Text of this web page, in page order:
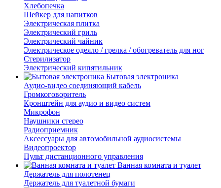
Хлебопечка
Шейкер для напитков
Электрическая плитка
Электрический гриль
Электрический чайник
Электрическое одеяло / грелка / обогреватель для ног
Стерилизатор
Электрический кипятильник
Бытовая электроника
Аудио-видео соединяющий кабель
Громкоговоритель
Кронштейн для аудио и видео систем
Микрофон
Наушники стерео
Радиоприемник
Аксессуары для автомобильной аудиосистемы
Видеопроектор
Пульт дистанционного управления
Ванная комната и туалет
Держатель для полотенец
Держатель для туалетной бумаги